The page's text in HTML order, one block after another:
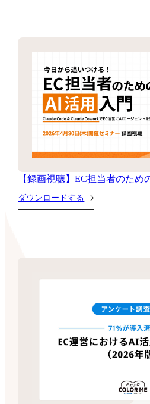
【録画視聴】EC担当者のた
ダウンロードする